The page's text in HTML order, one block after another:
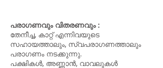
പരാഗണവും വിതരണവും :
തേനീച്ച, കാറ്റ് എന്നിവയുടെ
സഹായത്താലും, സ്വപരാഗണത്താലും
പരാഗണം നടക്കുന്നു.
പക്ഷികൾ, അണ്ണാൻ, വാവലുകൾ